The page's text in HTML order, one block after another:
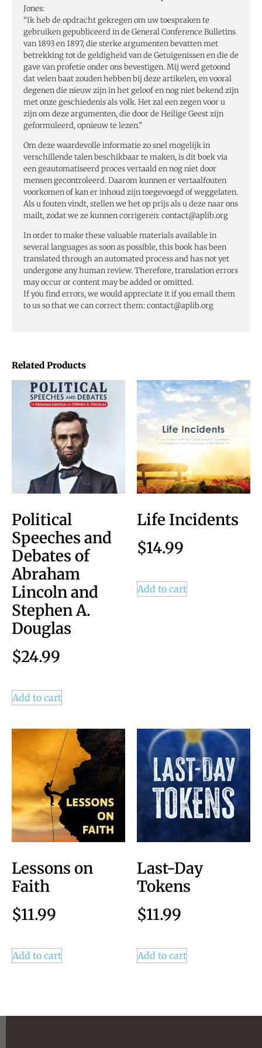
Jones:
“Ik heb de opdracht gekregen om uw toespraken te
gebruiken gepubliceerd in de General Conference Bulletins
van 1893 en 1897, die sterke argumenten bevatten met
betrekking tot de geldigheid van de Getuigenissen en die de
gave van profetie onder ons bevestigen. Mij werd getoond
dat velen baat zouden hebben bij deze artikelen, en vooral
degenen die nieuw zijn in het geloof en nog niet bekend zijn
met onze geschiedenis als volk. Het zal een zegen voor u
zijn om deze argumenten, die door de Heilige Geest zijn
geformuleerd, opnieuw te lezen.”
Om deze waardevolle informatie zo snel mogelijk in
verschillende talen beschikbaar te maken, is dit boek via
een geautomatiseerd proces vertaald en nog niet door
mensen gecontroleerd. Daarom kunnen er vertaalfouten
voorkomen of kan er inhoud zijn toegevoegd of weggelaten.
Als u fouten vindt, stellen we het op prijs als u deze naar ons
mailt, zodat we ze kunnen corrigeren:contact@aplib.org
In order to make these valuable materials available in
several languages as soon as possible, this book has been
translated through an automated process and has not yet
undergone any human review. Therefore, translation errors
may occur or content may be added or omitted.
If you find errors, we would appreciate it if you email them
to us so that we can correct them:contact@aplib.org
Related Products
Political
Speeches and
Debates of
Abraham
Lincoln and
Stephen A.
Douglas
$24.99
Add to cart
Life Incidents
$14.99
Add to cart
Lessons on
Faith
$11.99
Add to cart
Last-Day
Tokens
$11.99
Add to cart